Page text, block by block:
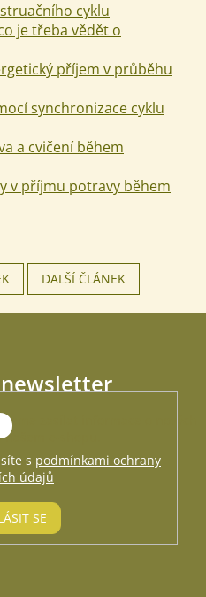
cyklu
je třeba vědět o
příjem v průběhu
synchronizace cyklu
a cvičení během
v příjmu potravy během
DALŠÍ ČLÁNEK
zasílat informace o nových
e-shopu.
s podmínkami ochrany
údajů
SE